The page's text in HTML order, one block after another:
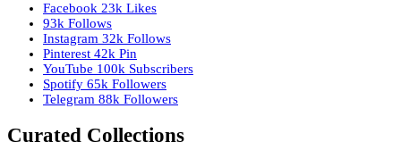
Facebook 23k Likes
93k Follows
Instagram 32k Follows
Pinterest 42k Pin
YouTube 100k Subscribers
Spotify 65k Followers
Telegram 88k Followers
Curated Collections